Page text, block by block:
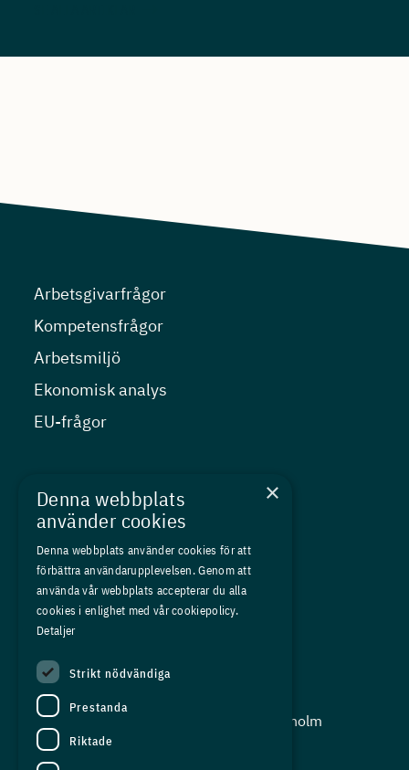
Arbetsgivarfrågor
Kompetensfrågor
Arbetsmiljö
Ekonomisk analys
EU-frågor
Kurser
Medlemskap
Om oss
Press
In English
Adress:
Storgatan 19, Box 5501, 114 85 Stockholm
Organisationsnummer:
×
Denna webbplats
använder cookies
Denna webbplats använder cookies för att
förbättra användarupplevelsen. Genom att
använda vår webbplats accepterar du alla
cookies i enlighet med vår cookiepolicy.
Detaljer
Strikt nödvändiga
Prestanda
Riktade